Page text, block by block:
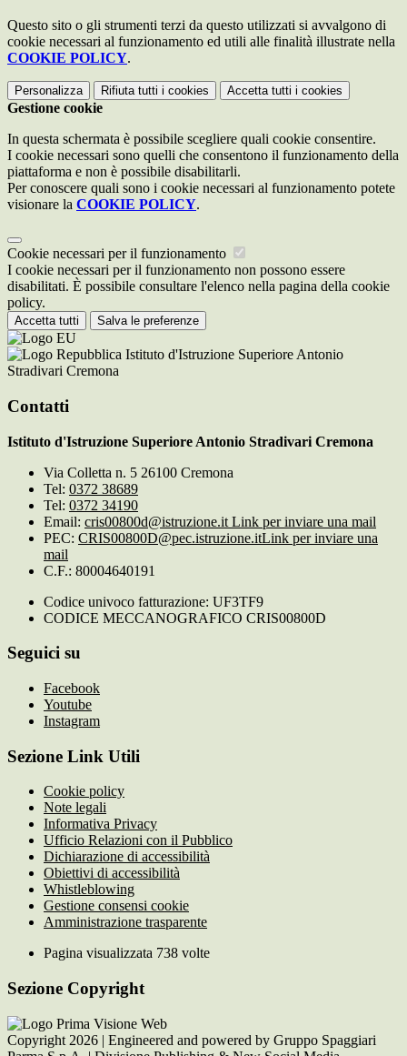
Questo sito o gli strumenti terzi da questo utilizzati si avvalgono di
cookie necessari al funzionamento ed utili alle finalità illustrate nella
COOKIE POLICY.
Personalizza Rifiuta tutti i cookies Accetta tutti i cookies
Gestione cookie
In questa schermata è possibile scegliere quali cookie consentire.
I cookie necessari sono quelli che consentono il funzionamento della
piattaforma e non è possibile disabilitarli.
Per conoscere quali sono i cookie necessari al funzionamento potete
visionare la COOKIE POLICY.
Cookie necessari per il funzionamento
I cookie necessari per il funzionamento non possono essere
disabilitati. È possibile consultare l'elenco nella pagina della cookie
policy.
Accetta tutti Salva le preferenze
Istituto d'Istruzione Superiore Antonio
Stradivari Cremona
Contatti
Istituto d'Istruzione Superiore Antonio Stradivari Cremona
Via Colletta n. 5 26100 Cremona
Tel: 0372 38689
Tel: 0372 34190
Email: cris00800d@istruzione.it Link per inviare una mail
PEC: CRIS00800D@pec.istruzione.itLink per inviare una
mail
C.F.: 80004640191
Codice univoco fatturazione: UF3TF9
CODICE MECCANOGRAFICO CRIS00800D
Seguici su
Facebook
Youtube
Instagram
Sezione Link Utili
Cookie policy
Note legali
Informativa Privacy
Ufficio Relazioni con il Pubblico
Dichiarazione di accessibilità
Obiettivi di accessibilità
Whistleblowing
Gestione consensi cookie
Amministrazione trasparente
Pagina visualizzata 738 volte
Sezione Copyright
Copyright 2026 | Engineered and powered by Gruppo Spaggiari